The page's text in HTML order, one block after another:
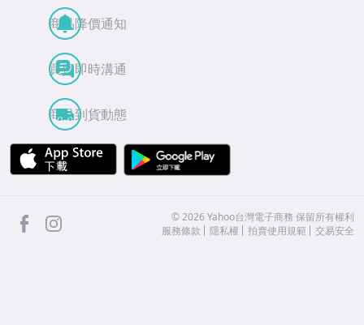
商品降價通知
買賣即時溝通
商品到貨動態
APP Store
facebook ©2026 Yahoo台灣電子商務 保留所有權利
服務條款
隱私權 拍賣使用規範 交易安全